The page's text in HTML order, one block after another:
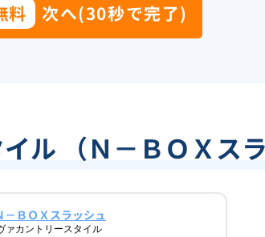
料 次へ(30秒で完了)
ル （Ｎ－ＢＯＸス
－ＢＯＸスラッシュ
ァカントリースタイル